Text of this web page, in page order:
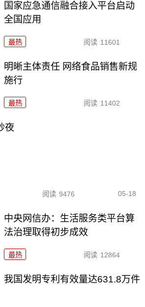
国家应急通信融合接入平台启动
全国应用
最热 阅读 11601
明晰主体责任 网络食品销售新规
施行
最热 阅读 11402
夜
阅读 9476 05-18
中央网信办：生活服务类平台算
法治理取得初步成效
最热 阅读 12864
我国发明专利有效量达631.8万件